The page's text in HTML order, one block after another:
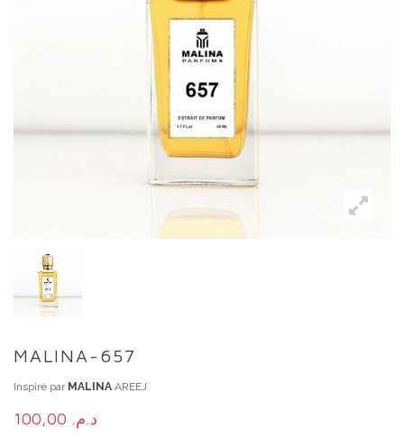
MALINA-657
Inspiré par MALINA AREEJ
د.م.